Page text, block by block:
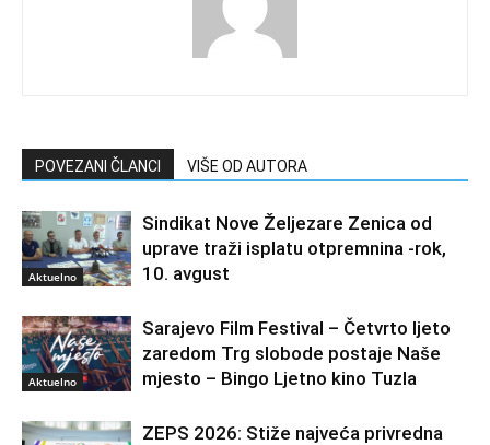
POVEZANI ČLANCI VIŠE OD AUTORA
Aktuelno
Sindikat Nove Željezare Zenica od
uprave traži isplatu otpremnina -rok,
10. avgust
Aktuelno
Sarajevo Film Festival – Četvrto ljeto
zaredom Trg slobode postaje Naše
mjesto – Bingo Ljetno kino Tuzla
ZEPS 2026: Stiže najveća privredna